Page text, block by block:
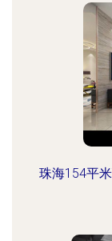
珠海154平